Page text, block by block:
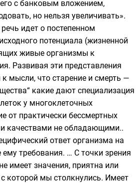
с банковым вложением,
но нельзя увеличивать».
идет о постепенном
потенциала (жизненной
живые организмы к
Развивая эти представления
мысли, что старение и смерть —
какие дают специализация
у многоклеточных
от практически бессмертных
качествами не обладающими..
ответ организма на
требования. … С точки зрения
имеет значения, приятна или
с которой мы столкнулись. Имеет